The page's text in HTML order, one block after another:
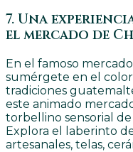
7. Una
el mercado de
En el famoso
sumérgete en el
tradiciones
este animado
torbellino sensorial de
Explora el laberinto
artesanales, telas,